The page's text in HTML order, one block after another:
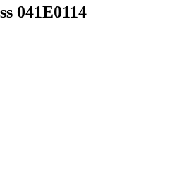
041E0114